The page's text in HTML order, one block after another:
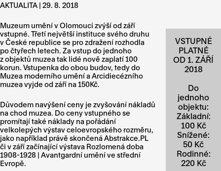
AKTUALITA | 29. 8. 2018
VSTUPNÉ
PLATNÉ
OD 1. ZÁŘÍ
2018
Do
jednoho
objektu:
Základní:
100 Kč
Snížené:
50 Kč
Rodinné:
220 Kč
Muzeum umění v Olomouci zvýší od září
vstupné. Třetí největší instituce svého druhu
v České republice se pro zdražení rozhodla
po čtyřech letech. Za vstup do jednoho
z objektů muzea tak lidé nově zaplatí 100
korun. Vstupenka do obou budov, tedy do
Muzea moderního umění a Arcidiecézního
muzea vyjde od září na 150Kč.
Důvodem navýšení ceny je zvyšování nákladů
na chod muzea. Do ceny vstupného se
promítají také náklady na pořádání
velkolepých výstav celoevropského rozměru,
jako například právě skončená Abstrakce.PL
či v září začínající výstava Rozlomená doba
1908-1928 | Avantgardní umění ve střední
Evropě.